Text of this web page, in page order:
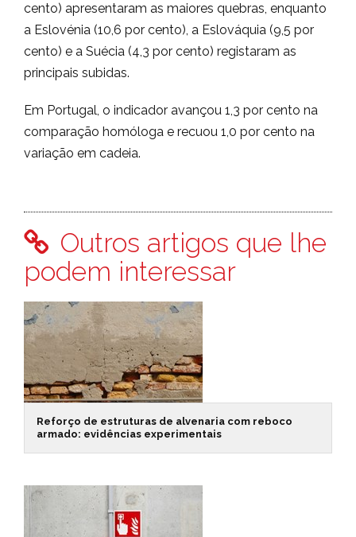
cento) apresentaram as maiores quebras, enquanto
a Eslovénia (10,6 por cento), a Eslováquia (9,5 por
cento) e a Suécia (4,3 por cento) registaram as
principais subidas.
Em Portugal, o indicador avançou 1,3 por cento na
comparação homóloga e recuou 1,0 por cento na
variação em cadeia.
Outros artigos que lhe
podem interessar
Reforço de estruturas de alvenaria com reboco
armado: evidências experimentais